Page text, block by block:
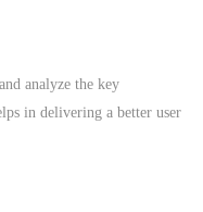
analyze the key
in delivering a better user